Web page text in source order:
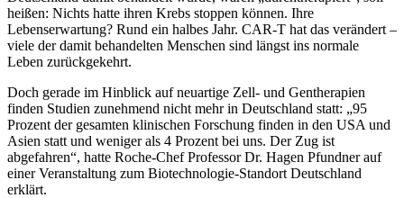
heißen: Nichts hatte ihren Krebs stoppen können. Ihre
Lebenserwartung? Rund ein halbes Jahr. CAR-T hat das verändert –
viele der damit behandelten Menschen sind längst ins normale
Leben zurückgekehrt.
Doch gerade im Hinblick auf neuartige Zell- und Gentherapien
finden Studien zunehmend nicht mehr in Deutschland statt: „95
Prozent der gesamten klinischen Forschung finden in den USA und
Asien statt und weniger als 4 Prozent bei uns. Der Zug ist
abgefahren“, hatte Roche-Chef Professor Dr. Hagen Pfundner auf
einer Veranstaltung zum Biotechnologie-Standort Deutschland
erklärt.